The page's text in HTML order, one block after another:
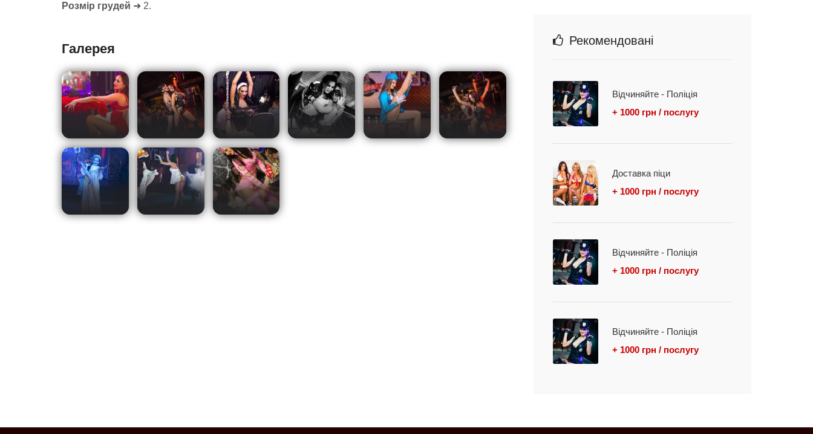
Розмір грудей ➜ 2.
Галерея
Рекомендовані
Відчиняйте - Поліція
+ 1000 грн / послугу
Доставка піци
+ 1000 грн / послугу
Відчиняйте - Поліція
+ 1000 грн / послугу
Відчиняйте - Поліція
+ 1000 грн / послугу